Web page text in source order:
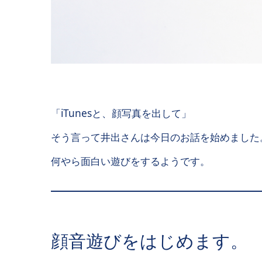
「iTunesと、顔写真を出して」
そう言って井出さんは今日のお話を始めまし
何やら面白い遊びをするようです。
顔音遊びをはじめます。